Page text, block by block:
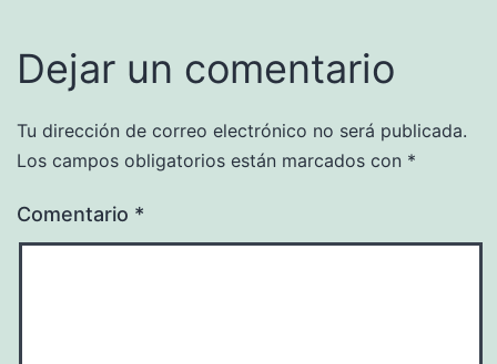
Dejar un comentario
Tu dirección de correo electrónico no será publicada.
Los campos obligatorios están marcados con *
Comentario *